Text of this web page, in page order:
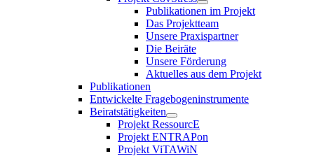
Publikationen im Projekt
Das Projektteam
Unsere Praxispartner
Die Beiräte
Unsere Förderung
Aktuelles aus dem Projekt
Publikationen
Entwickelte Fragebogeninstrumente
Beiratstätigkeiten
Projekt RessourcE
Projekt ENTRAPon
Projekt ViTAWiN